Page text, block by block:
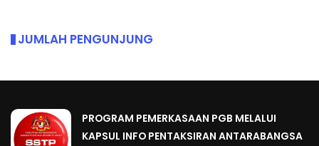
JUMLAH PENGUNJUNG
PROGRAM PEMERKASAAN PGB MELALUI
KAPSUL INFO PENTAKSIRAN ANTARABANGSA